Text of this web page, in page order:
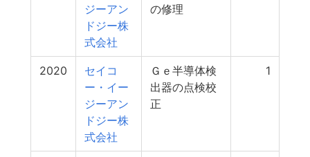
ジーアン
ドジー株
式会社
の修理
2020
セイコ
ー・イー
ジーアン
ドジー株
式会社
Ｇｅ半導体検
出器の点検校
正
1